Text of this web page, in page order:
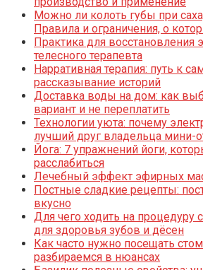
Можно ли колоть губы при
Правила и ограничения, о
Практика для восстановления
телесного терапевта
Нарративная терапия: путь к
рассказывание историй
Доставка воды на дом: как
вариант и не переплатить
Технологии уюта: почему
лучший друг владельца мини-
Йога: 7 упражнений йоги,
расслабиться
Лечебный эффект эфирных
Постные сладкие рецепты:
вкусно
Для чего ходить на процедуру
для здоровья зубов и дёсен
Как часто нужно посещать
разбираемся в нюансах